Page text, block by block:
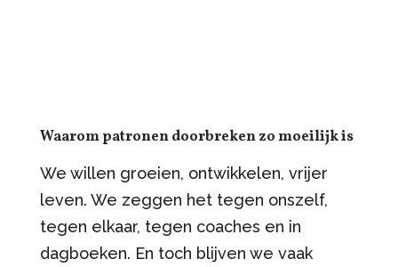
Waarom patronen doorbreken zo moeilijk is
We willen groeien, ontwikkelen, vrijer
leven. We zeggen het tegen onszelf,
tegen elkaar, tegen coaches en in
dagboeken. En toch blijven we vaak